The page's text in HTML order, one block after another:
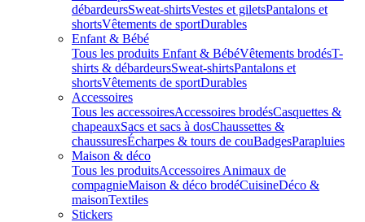
débardeursSweat-shirtsVestes et giletsPantalons et
shortsVêtements de sportDurables
Enfant & Bébé
Tous les produits Enfant & BébéVêtements brodésT-
shirts & débardeursSweat-shirtsPantalons et
shortsVêtements de sportDurables
Accessoires
Tous les accessoiresAccessoires brodésCasquettes &
chapeauxSacs et sacs à dosChaussettes &
chaussuresÉcharpes & tours de couBadgesParapluies
Maison & déco
Tous les produitsAccessoires Animaux de
compagnieMaison & déco brodéCuisineDéco &
maisonTextiles
Stickers